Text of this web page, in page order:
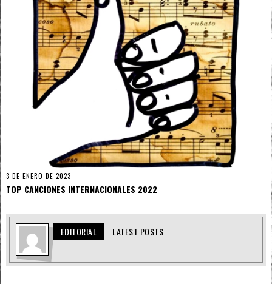
3 DE ENERO DE 2023
TOP CANCIONES INTERNACIONALES 2022
EDITORIAL LATEST POSTS